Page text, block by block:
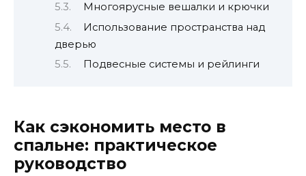
Многоярусные вешалки и крючки
Использование пространства над
дверью
Подвесные системы и рейлинги
Как сэкономить место в
спальне: практическое
руководство